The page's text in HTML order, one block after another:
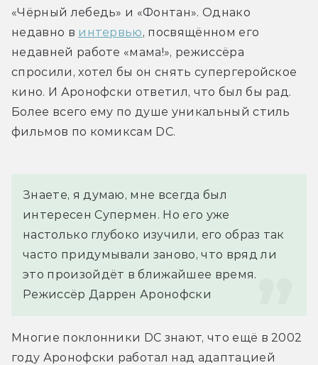
«Чёрный лебедь» и «Фонтан». Однако
недавно в интервью, посвящённом его
недавней работе «мама!», режиссёра
спросили, хотел бы он снять супергеройское
кино. И Аронофски ответил, что был бы рад.
Более всего ему по душе уникальный стиль
фильмов по комиксам DC.
Знаете, я думаю, мне всегда был
интересен Супермен. Но его уже
настолько глубоко изучили, его образ так
часто придумывали заново, что вряд ли
это произойдёт в ближайшее время.
Режиссёр Даррен Аронофски
Многие поклонники DC знают, что ещё в 2002
году Аронофски работал над адаптацией